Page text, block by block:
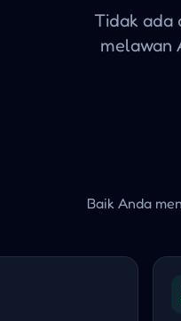
Tidak ada
melawan
Baik Anda